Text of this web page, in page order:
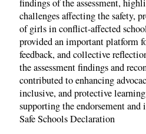
findings of the assessment,
challenges affecting the safety,
of girls in conflict-affected
provided an important platform
feedback, and collective
the assessment findings and
contributed to enhancing
inclusive, and protective
supporting the endorsement
Safe Schools Declaration